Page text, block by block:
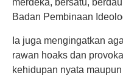
merdeka, bersatu,
Badan Pembinaan
Ia juga mengingatkan
rawan hoaks dan
kehidupan nyata